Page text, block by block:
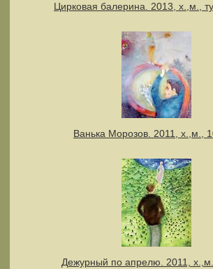
Цирковая балерина. 2013, х.,м.,
Ванька Морозов. 2011, х.,м.,
Дежурный по апрелю. 2011,